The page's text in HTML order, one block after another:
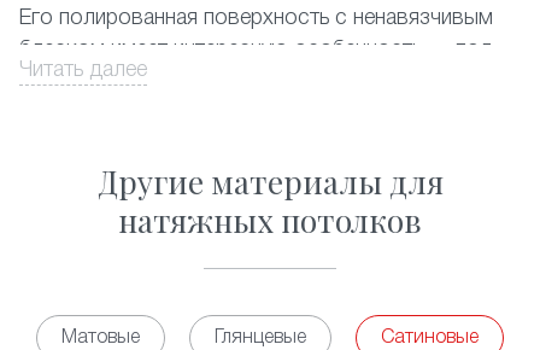
Его полированная поверхность с ненавязчивым
блеском имеет интересную особенность — под
разным освещением она может приобретать
ПВХ-пленка , используемая в создании таких
потолков очень прочна и легко выдерживает
особого ухода.
Читать далее
Другие материалы для
натяжных потолков
Матовые Глянцевые Сатиновые